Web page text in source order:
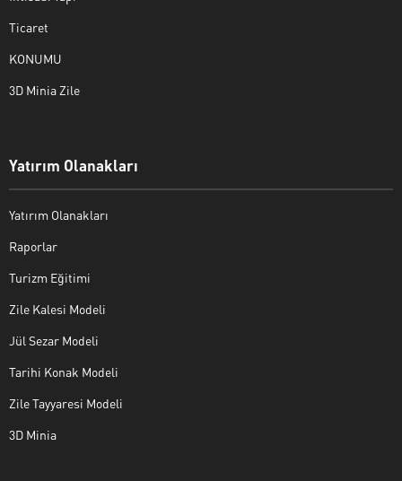
Ticaret
KONUMU
3D Minia Zile
Yatırım Olanakları
Yatırım Olanakları
Raporlar
Turizm Eğitimi
Zile Kalesi Modeli
Jül Sezar Modeli
Tarihi Konak Modeli
Zile Tayyaresi Modeli
3D Minia